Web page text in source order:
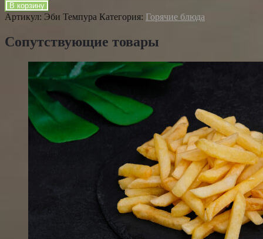
В корзину
Артикул: Эби Темпура Категория: Горячие блюда
Сопутствующие товары